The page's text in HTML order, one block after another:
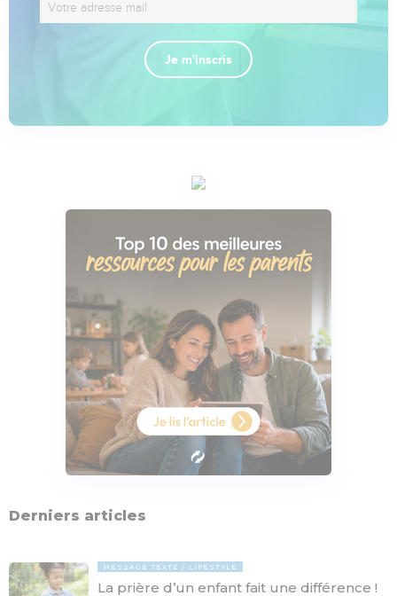
Je m'inscris
Derniers articles
MESSAGE TEXTE LIFESTYLE
La prière d’un enfant fait une différence !